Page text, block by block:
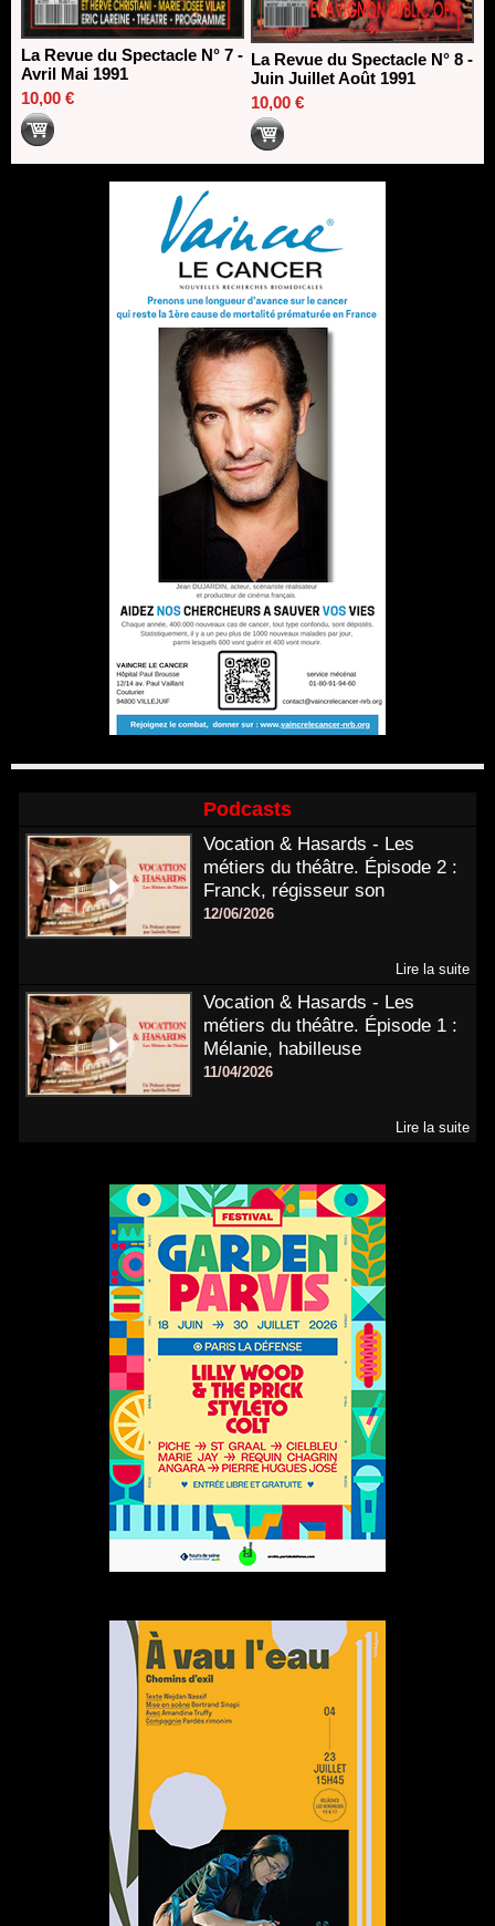
La Revue du Spectacle N° 7 -
Avril Mai 1991
10,00 €
La Revue du Spectacle N° 8 -
Juin Juillet Août 1991
10,00 €
Podcasts
Vocation & Hasards - Les
métiers du théâtre. Épisode 2 :
Franck, régisseur son
12/06/2026
Lire la suite
Vocation & Hasards - Les
métiers du théâtre. Épisode 1 :
Mélanie, habilleuse
11/04/2026
Lire la suite